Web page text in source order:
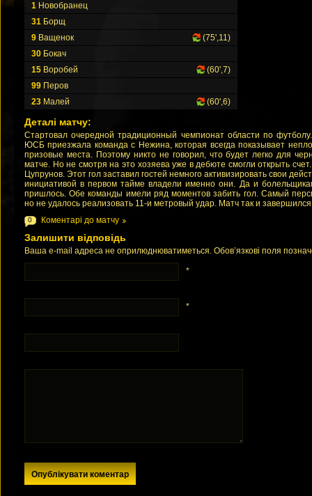
1 Новобранец
31 Борщ
9 Ващенок
(75',11)
30 Бокач
15 Воробей
(60',7)
99 Перов
23 Малей (60',6)
Деталі матчу:
Стартовал очередной традиционный чемпионат области по
ЮСБ приезжала команда с Нежина, которая всегда показывает
призовые места. Поэтому никто не говорил, что будет легко для
матче. Но не смотря на это хозяева уже в дебюте смогли открыть
Цупрунов. Этот гол заставил гостей немного активизировать свои
инициативой в первом тайме владели именно они. Да и
пришлось. Обе команды имели ряд моментов забить гол. Самый
но не удалось реализовать 11-и метровый удар. Матч так и
0 Коментарі до матчу
Залишити відповідь
Ваша e-mail адреса не оприлюднюватиметься. Обов’язкові поля
*
*